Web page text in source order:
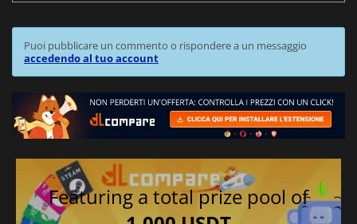
Puoi pubblicare un commento o rispondere a un messaggio
accedendo al tuo account
Featuring a total prize pool of